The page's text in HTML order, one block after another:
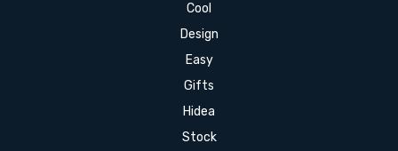
Cool
Design
Easy
Gifts
Hidea
Stock